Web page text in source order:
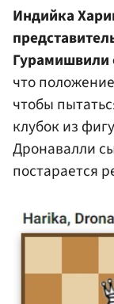
Индийка
Гурамишвили
что
чтобы
клубок из
Дронавалли
постарается